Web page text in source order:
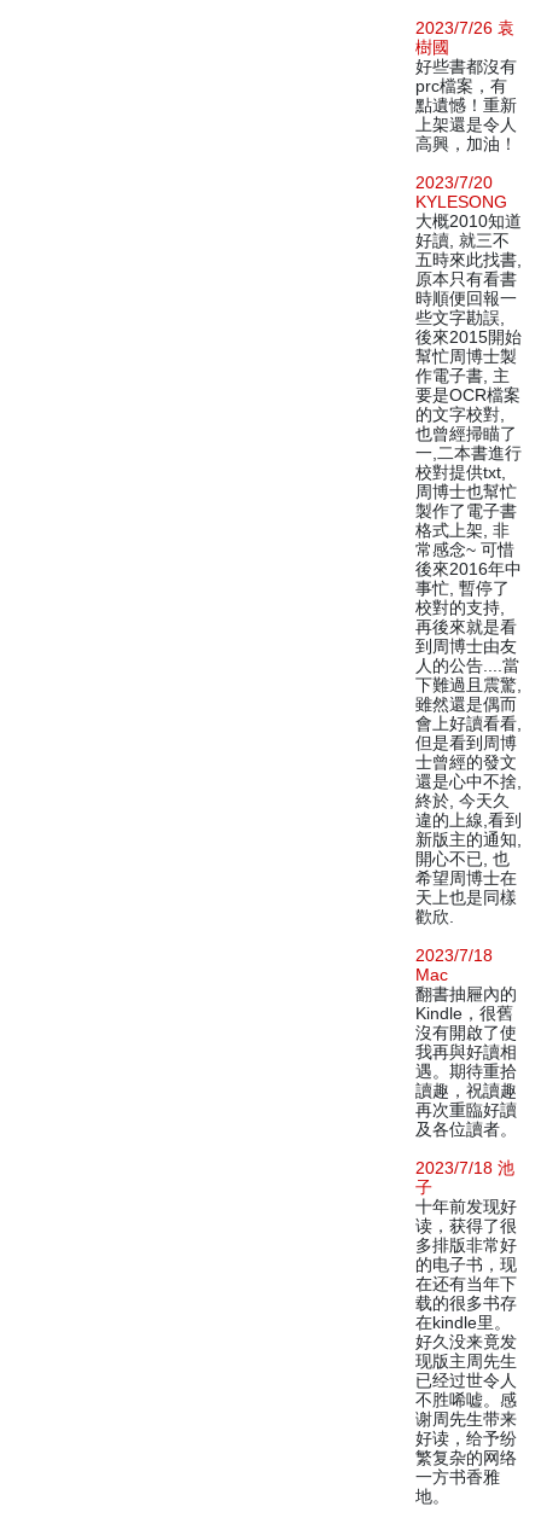
2023/7/26 袁
樹國
好些書都沒有
prc檔案，有
點遺憾！重新
上架還是令人
高興，加油！
2023/7/20
KYLESONG
大概2010知道
好讀, 就三不
五時來此找書,
原本只有看書
時順便回報一
些文字勘誤,
後來2015開始
幫忙周博士製
作電子書, 主
要是OCR檔案
的文字校對,
也曾經掃瞄了
一,二本書進行
校對提供txt,
周博士也幫忙
製作了電子書
格式上架, 非
常感念~ 可惜
後來2016年中
事忙, 暫停了
校對的支持,
再後來就是看
到周博士由友
人的公告....當
下難過且震驚,
雖然還是偶而
會上好讀看看,
但是看到周博
士曾經的發文
還是心中不捨,
終於, 今天久
違的上線,看到
新版主的通知,
開心不已, 也
希望周博士在
天上也是同樣
歡欣.
2023/7/18
Mac
翻書抽屜內的
Kindle，很舊
沒有開啟了使
我再與好讀相
遇。期待重拾
讀趣，祝讀趣
再次重臨好讀
及各位讀者。
2023/7/18 池
子
十年前发现好
读，获得了很
多排版非常好
的电子书，现
在还有当年下
载的很多书存
在kindle里。
好久没来竟发
现版主周先生
已经过世令人
不胜唏嘘。感
谢周先生带来
好读，给予纷
繁复杂的网络
一方书香雅
地。